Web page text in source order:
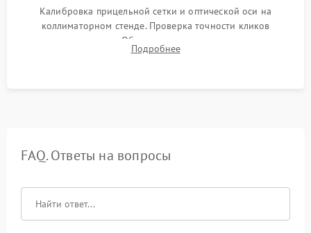
Калибровка прицельной сетки и оптической оси на
коллиматорном стенде. Проверка точности кликов
механизма поправок. Обязательное испытание прицела на
ударном стенде для проверки устойчивости к отдаче и
Подробнее
FAQ. Ответы на вопросы